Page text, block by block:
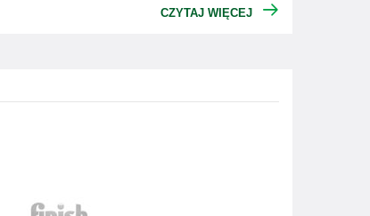
CZYTAJ WIĘCEJ